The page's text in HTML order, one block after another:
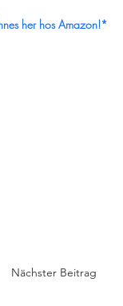
her hos Amazon!*
Nächster Beitrag